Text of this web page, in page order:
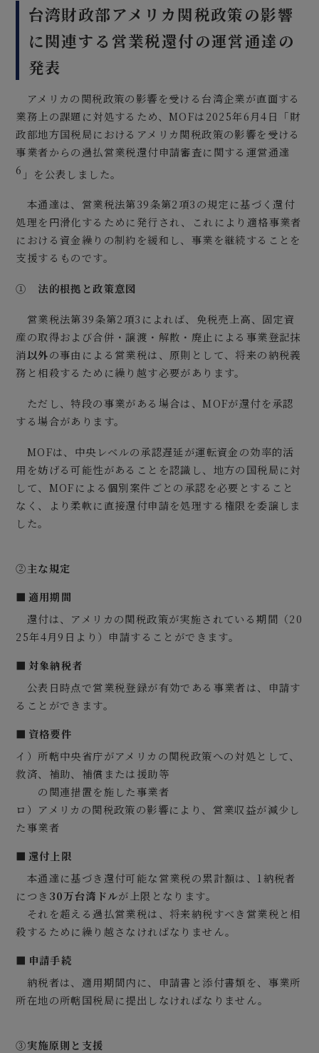
台湾財政部アメリカ関税政策の影響
に関連する営業税還付の運営通達の
発表
アメリカの関税政策の影響を受ける台湾企業が直面する
業務上の課題に対処するため、MOFは2025年6月4日「財
政部地方国税局におけるアメリカ関税政策の影響を受ける
事業者からの過払営業税還付申請審査に関する運営通達
6 」を公表しました。
本通達は、営業税法第39条第2項3の規定に基づく還付
処理を円滑化するために発行され、これにより適格事業者
における資金繰りの制約を緩和し、事業を継続することを
支援するものです。
① 法的根拠と政策意図
営業税法第39条第2項3によれば、免税売上高、固定資
産の取得および合併・譲渡・解散・廃止による事業登記抹
消以外の事由による営業税は、原則として、将来の納税義
務と相殺するために繰り越す必要があります。
ただし、特段の事業がある場合は、MOFが還付を承認
する場合があります。
MOFは、中央レベルの承認遅延が運転資金の効率的活
用を妨げる可能性があることを認識し、地方の国税局に対
して、MOFによる個別案件ごとの承認を必要とすること
なく、より柔軟に直接還付申請を処理する権限を委譲しま
した。
②主な規定
適用期間
還付は、アメリカの関税政策が実施されている期間（20
25年4月9日より）申請することができます。
対象納税者
公表日時点で営業税登録が有効である事業者は、申請す
ることができます。
資格要件
イ）所轄中央省庁がアメリカの関税政策への対処として、
救済、補助、補償または援助等
の関連措置を施した事業者
ロ）アメリカの関税政策の影響により、営業収益が減少し
た事業者
還付上限
本通達に基づき還付可能な営業税の累計額は、1納税者
につき 30万台湾ドルが上限となります。
それを超える過払営業税は、将来納税すべき営業税と相
殺するために繰り越さなければなりません。
申請手続
納税者は、適用期間内に、申請書と添付書類を、事業所
所在地の所轄国税局に提出しなければなりません。
③実施原則と支援